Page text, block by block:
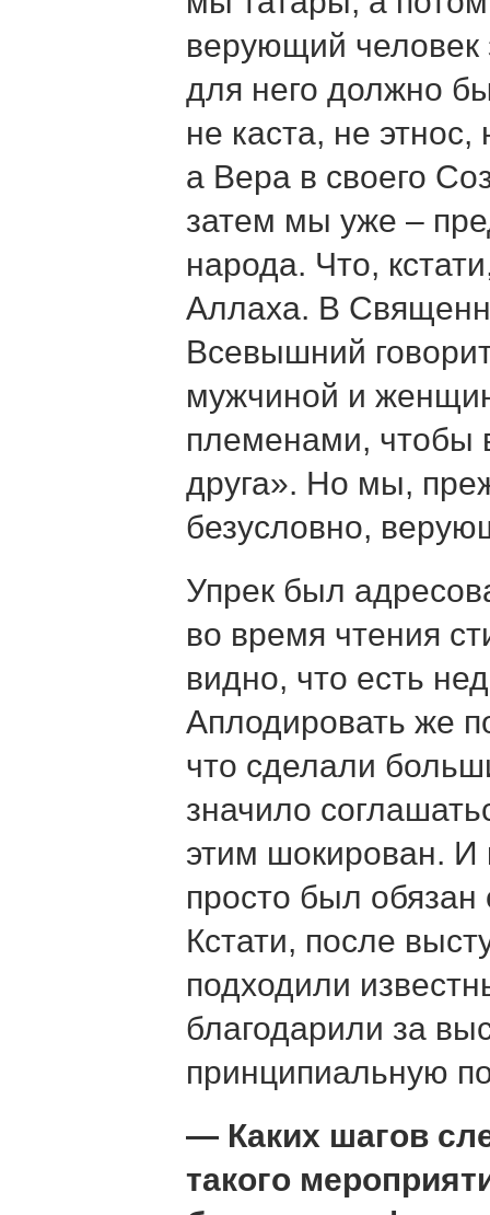
верующий человек
для него должно
не каста, не
а Вера в своего
затем мы уже –
народа. Что,
Аллаха. В
Всевышний
мужчиной и
племенами, чтобы
друга». Но мы,
безусловно,
Упрек был
во время чтения
видно, что есть
Аплодировать же
что сделали
значило
этим шокирован. И
просто был обязан
Кстати, после
подходили
благодарили за
принципиальную
— Каких шагов
такого